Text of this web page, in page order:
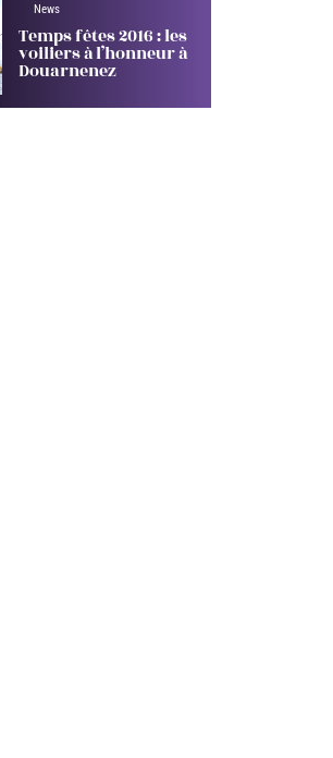
News
Temps fêtes 2016 : les
voiliers à l’honneur à
Douarnenez